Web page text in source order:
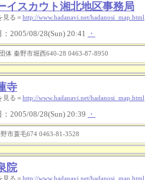
イスカウト湘北地区事務局
見る＝http://www.hadanavi.net/hadanosi_map.html
2005/08/28(Sun) 20:41 ・
体 秦野市堀西640-28 0463-87-8950
寺
見る＝http://www.hadanavi.net/hadanosi_map.html
2005/08/28(Sun) 20:39 ・
市蓑毛674 0463-81-3528
院
見る＝http://www.hadanavi.net/hadanosi_map.html